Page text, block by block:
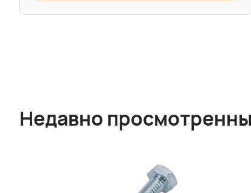
Недавно